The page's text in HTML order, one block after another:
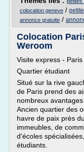
colocation geneve /
annonce gratuite /
Colocation
Weroom
Visite express -
Quartier étudiant
Situé sur la rive
de Paris prend des
nombreux
Ancien quartier des
havre de paix près
immeubles, de
d'écoles
étudiants.